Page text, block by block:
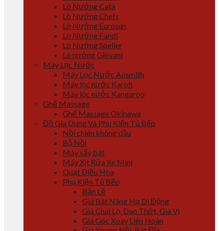
Lò Nướng Cata
Lò Nướng Chefs
Lò Nướng Eurosun
Lò Nướng Fandi
Lò Nướng Spelier
Lò nướng Giovani
Máy Lọc Nước
Máy Lọc Nước Aosmith
Máy lọc nước Karofi
Máy lọc nước Kangaroo
Ghế Massage
Ghế Massage Okinawa
Đồ Gia Dụng Và Phụ Kiện Tủ Bếp
Nồi chiên không dầu
Bộ Nồi
Máy sấy bát
Máy Xịt Rửa Xe Mini
Quạt Điều Hòa
Phụ Kiện Tủ Bếp
Bản Lề
Giá Bát Nâng Hạ Di Động
Giá Chai Lọ, Dao Thớt, Gia Vị
Giá Góc Xoay Liên Hoàn